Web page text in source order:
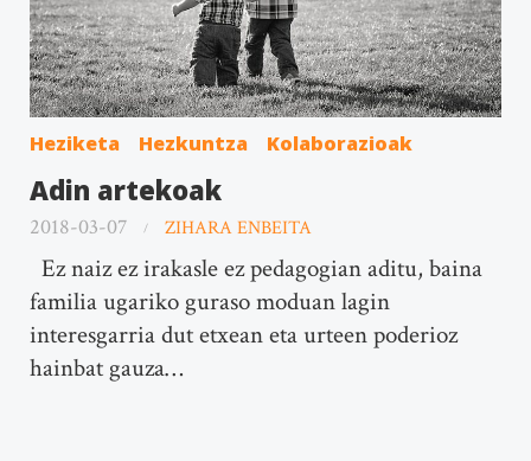
Heziketa Hezkuntza Kolaborazioak
Adin artekoak
2018-03-07 ZIHARA ENBEITA
Ez naiz ez irakasle ez pedagogian aditu, baina
familia ugariko guraso moduan lagin
interesgarria dut etxean eta urteen poderioz
hainbat gauza…